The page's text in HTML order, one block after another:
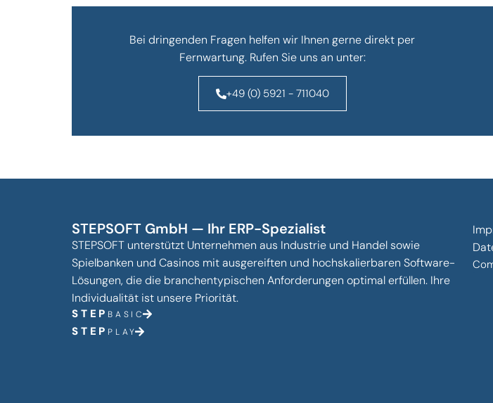
Bei dringenden Fragen helfen wir Ihnen gerne direkt per
Fernwartung. Rufen Sie uns an unter:
+49 (0) 5921 - 711040
STEPSOFT GmbH — Ihr ERP-Spezialist
STEPSOFT unterstützt Unternehmen aus Industrie und Handel sowie
Spielbanken und Casinos mit ausgereiften und hochskalierbaren Software-
Lösungen, die die branchentypischen Anforderungen optimal erfüllen. Ihre
Individualität ist unsere Priorität.
STEP BASIC
STEP PLAY